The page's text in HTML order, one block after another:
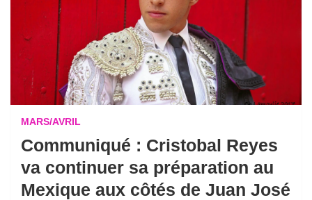
MARS/AVRIL
Communiqué : Cristobal Reyes
va continuer sa préparation au
Mexique aux côtés de Juan José